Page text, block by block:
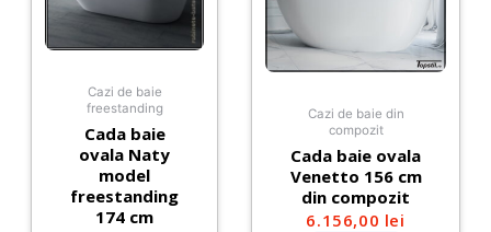
Cazi de baie
freestanding
Cada baie
ovala Naty
model
freestanding
174 cm
Cazi de baie din
compozit
Cada baie ovala
Venetto 156 cm
din compozit
6.156,00 lei